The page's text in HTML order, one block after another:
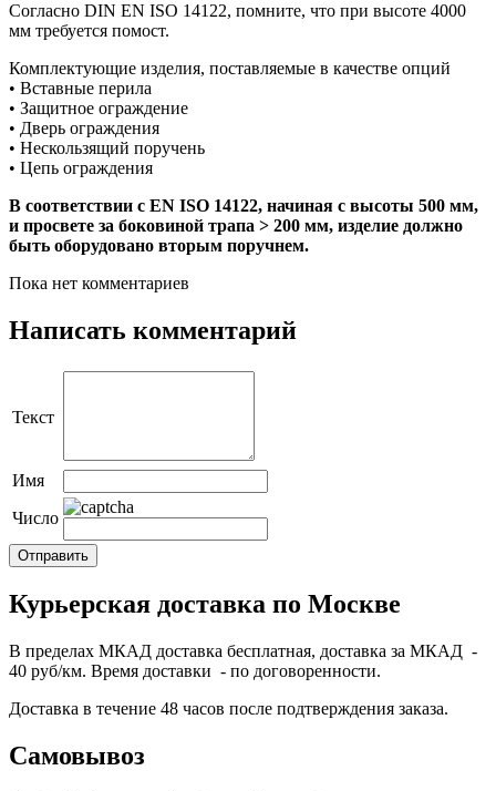
Согласно DIN EN ISO 14122, помните, что при высоте 4000
мм требуется помост.
Комплектующие изделия, поставляемые в качестве опций
• Вставные перила
• Защитное ограждение
• Дверь ограждения
• Нескользящий поручень
• Цепь ограждения
В соответствии с EN ISO 14122, начиная с высоты 500 мм,
и просвете за боковиной трапа > 200 мм, изделие должно
быть оборудовано вторым поручнем.
Пока нет комментариев
Написать комментарий
Текст
Имя
Число
Курьерская доставка по Москве
В пределах МКАД доставка бесплатная, доставка за МКАД -
40 руб/км. Время доставки - по договоренности.
Доставка в течение 48 часов после подтверждения заказа.
Самовывоз